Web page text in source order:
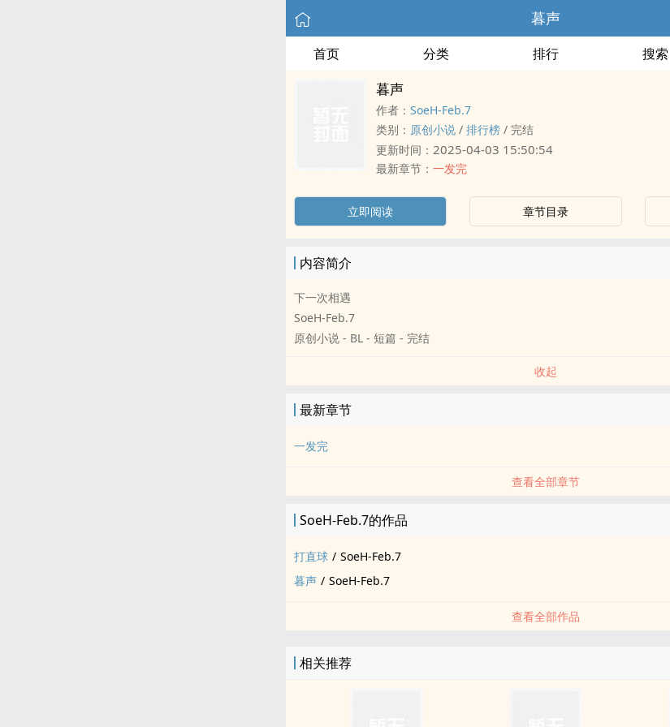
暮声
首页 分类 排行 搜索
暮声
作者： SoeH-Feb.7
类别： 原创小说 / 排行榜 / 完结
更新时间： 2025-04-03 15:50:54
最新章节： 一发完
立即阅读 章节目录
内容简介
下一次相遇
SoeH-Feb.7
原创小说 - BL - 短篇 - 完结
收起
最新章节
一发完
查看全部章节
SoeH-Feb.7的作品
打直球 / SoeH-Feb.7
暮声 / SoeH-Feb.7
查看全部作品
相关推荐